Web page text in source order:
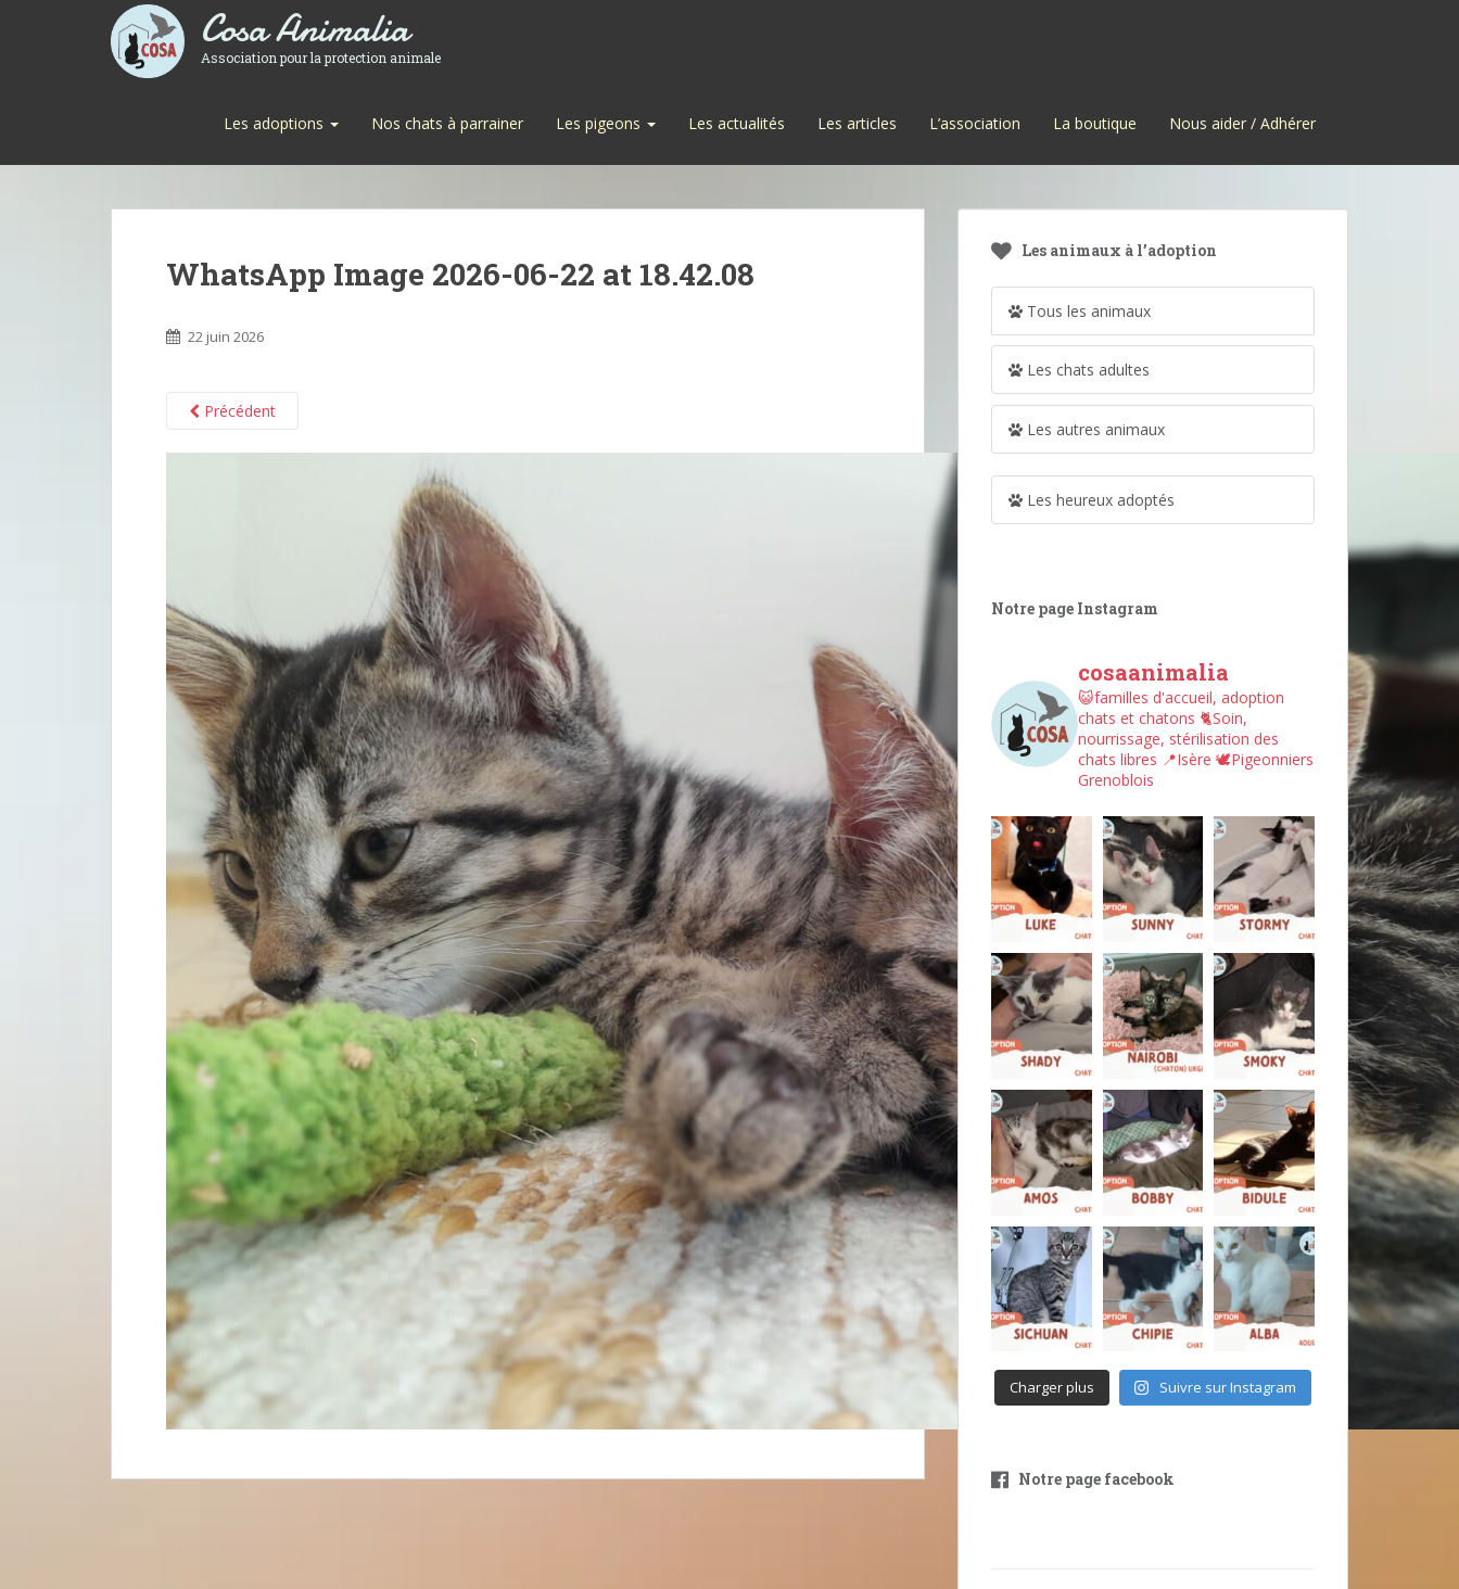
Cosa Animalia
Association pour la protection animale
Les adoptions Nos chats à parrainer Les pigeons Les actualités Les articles L’association La boutique Nous aider / Adhérer
WhatsApp Image 2026-06-22 at 18.42.08
22 juin 2026
Précédent
Les animaux à l’adoption
Tous les animaux
Les chats adultes
Les autres animaux
Les heureux adoptés
Notre page Instagram
cosaanimalia
😺familles d'accueil, adoption
chats et chatons 🐈Soin,
nourrissage, stérilisation des
chats libres 📍Isère 🕊︎Pigeonniers
Grenoblois
Charger plus Suivre sur Instagram
Notre page facebook